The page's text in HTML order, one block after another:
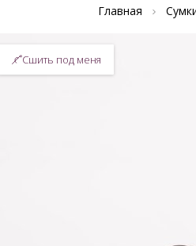
Главная
Сшить под меня